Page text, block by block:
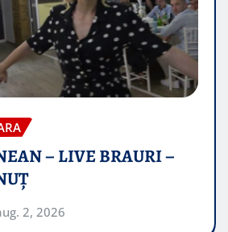
– LIVE BRAURI –
2, 2026